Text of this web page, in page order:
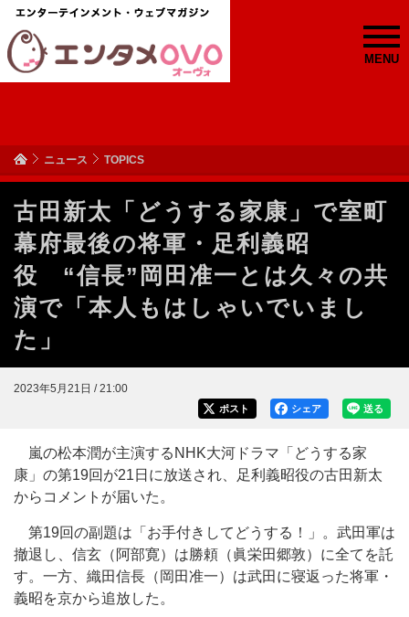
MENU
ニュース TOPICS
古田新太「どうする家康」で室町
幕府最後の将軍・足利義昭
役 “信長”岡田准一とは久々の共
演で「本人もはしゃいでいまし
た」
2023年5月21日 / 21:00
送る
シェア
ポスト
嵐の松本潤が主演するNHK大河ドラマ「どうする家
康」の第19回が21日に放送され、足利義昭役の古田新太
からコメントが届いた。
第19回の副題は「お手付きしてどうする！」。武田軍は
撤退し、信玄（阿部寛）は勝頼（眞栄田郷敦）に全てを託
す。一方、織田信長（岡田准一）は武田に寝返った将軍・
義昭を京から追放した。